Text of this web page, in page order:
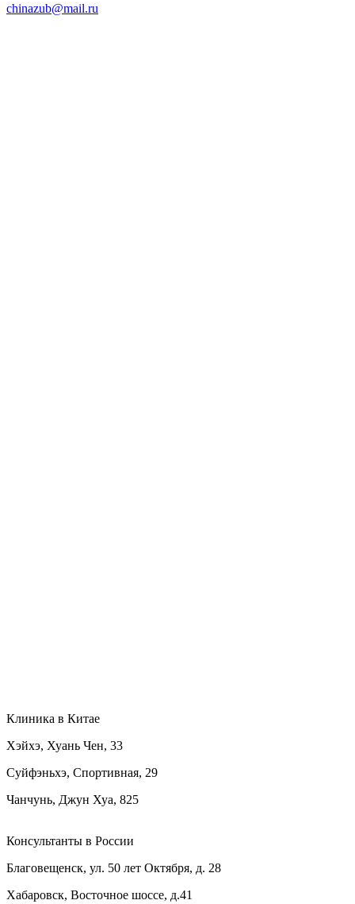
chinazub@mail.ru
Клиника в Китае
Хэйхэ, Хуань Чен, 33
Суйфэньхэ, Спортивная, 29
Чанчунь, Джун Хуа, 825
Консультанты в России
Благовещенск, ул. 50 лет Октября, д. 28
Хабаровск, Восточное шоссе, д.41